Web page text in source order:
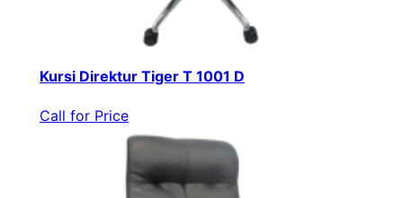
Kursi Direktur Tiger T 1001 D
Call for Price